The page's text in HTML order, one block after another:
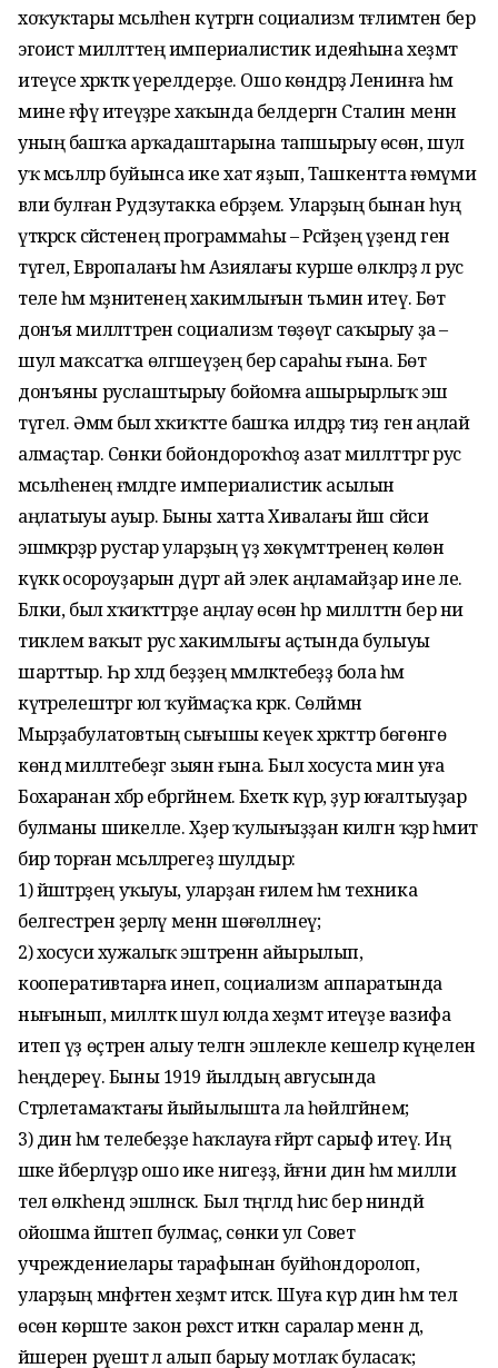
хоҡуҡтары мәсьәләһен күтәргән социализм тәғлимәтен бер
эгоист милләттең империалистик идеяһына хеҙмәт
итеүсе хәрәкәткә әүерелдерҙе. Ошо көндәрҙә Ленинға һәм
мине ғәфү итеүҙәре хаҡында белдергән Сталин менән
уның башҡа арҡадаштарына тапшырыу өсөн, шул
уҡ мәсьәләләр буйынса ике хат яҙып, Ташкентта ғөмүми
вәли булған Рудзутакка ебәрҙем. Уларҙың бынан һуң
үткәрәсәк сәйәсәтенең программаһы – Рәсәйҙең үҙендә генә
түгел, Европалағы һәм Азиялағы курше өлкәләрҙә лә рус
теле һәм мәҙәниәтенең хакимлығын тәьмин итеү. Бөтә
донъя милләттәрен социализм төҙөүгә саҡырыу ҙа –
шул маҡсатҡа өлгәшеүҙең бер сараһы ғына. Бөтә
донъяны руслаштырыу бойомға ашырырлыҡ эш
түгел. Әммә был хәҡиҡәтте башҡа илдәрҙә тиҙ генә аңлай
алмаҫтар. Сөнки бойондороҡһоҙ азат милләттәргә рус
мәсьәләһенең ғәмәлдәге империалистик асылын
аңлатыуы ауыр. Быны хатта Хивалағы йәш сәйәси
эшмәкәрҙәр рустар уларҙың үҙ хөкүмәттәренең көлөн
күккә осороуҙарын дүрт ай элек аңламайҙар ине әле.
Бәлки, был хәҡиҡәттәрҙе аңлау өсөн һәр милләттән бер ни
тиклем ваҡыт рус хакимлығы аҫтында булыуы
шарттыр. Һәр хәлдә беҙҙең мәмләкәтебеҙҙә бола һәм
күтәрелештәргә юл ҡуймаҫҡа кәрәк. Сөләймән
Мырҙабулатовтың сығышы кеүек хәрәкәттәр бөгөнгө
көндә милләтебеҙгә зыян ғына. Был хосуста мин уға
Бохаранан хәбәр ебәргәйнем. Бәхеткә күрә, ҙур юғалтыуҙар
булманы шикелле. Хәҙер ҡулығыҙҙан килгән ҡәҙәр әһәмиәт
бирә торған мәсьәләләрегеҙ шулдыр:
1) йәштәрҙең уҡыуы, уларҙан ғилем һәм техника
белгестәрен әҙерләү менән шөғөлләнеү;
2) хосуси хужалыҡ эштәренән айырылып,
кооперативтарға инеп, социализм аппаратында
нығынып, милләткә шул юлда хеҙмәт итеүҙе вазифа
итеп үҙ өҫтәренә алыу теләгән эшлекле кешеләр күңеленә
һеңдереү. Быны 1919 йылдың авгусында
Стәрлетамаҡтағы йыйылышта ла һөйләгәйнем;
3) дин һәм телебеҙҙе һаҡлауға ғәйрәт сарыф итеү. Иң
әшәке йәберләүҙәр ошо ике нигеҙҙә, йәғни дин һәм милли
тел өлкәһендә эшләнәсәк. Был тәңгәлдә һис бер ниндәй
ойошма йәшәтеп булмаҫ, сөнки ул Совет
учреждениелары тарафынан буйһондоролоп,
уларҙың мәнфәғәтенә хеҙмәт итәсәк. Шуға күрә дин һәм тел
өсөн көрәште закон рөхсәт иткән саралар менән дә,
йәшерен рәүештә лә алып барыу мотлаҡ буласаҡ;